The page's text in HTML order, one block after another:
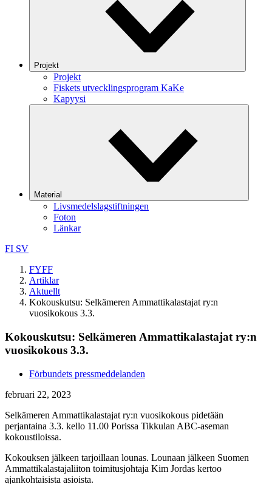
Projekt
Projekt
Fiskets utvecklingsprogram KaKe
Kapyysi
Material
Livsmedelslagstiftningen
Foton
Länkar
FI SV
FYFF
Artiklar
Aktuellt
Kokouskutsu: Selkämeren Ammattikalastajat ry:n
vuosikokous 3.3.
Kokouskutsu: Selkämeren Ammattikalastajat ry:n
vuosikokous 3.3.
Förbundets pressmeddelanden
februari 22, 2023
Selkämeren Ammattikalastajat ry:n vuosikokous pidetään
perjantaina 3.3. kello 11.00 Porissa Tikkulan ABC-aseman
kokoustiloissa.
Kokouksen jälkeen tarjoillaan lounas. Lounaan jälkeen Suomen
Ammattikalastajaliiton toimitusjohtaja Kim Jordas kertoo
ajankohtaisista asioista.